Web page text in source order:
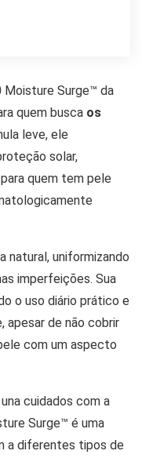
Moisture Surge™ da
quem busca os
leve, ele
solar,
quem tem pele
natural, uniformizando
imperfeições. Sua
o uso diário prático e
apesar de não cobrir
com um aspecto
cuidados com a
Surge™ é uma
a diferentes tipos de